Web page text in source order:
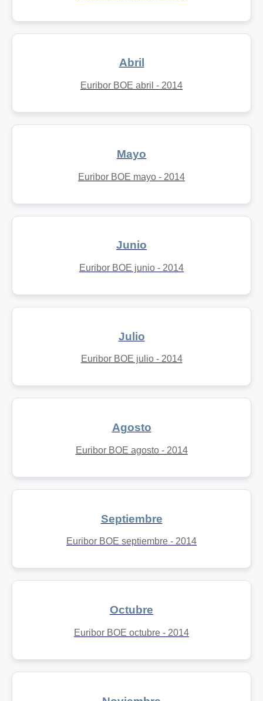
Abril
Euribor BOE abril - 2014
Mayo
Euribor BOE mayo - 2014
Junio
Euribor BOE junio - 2014
Julio
Euribor BOE julio - 2014
Agosto
Euribor BOE agosto - 2014
Septiembre
Euribor BOE septiembre - 2014
Octubre
Euribor BOE octubre - 2014